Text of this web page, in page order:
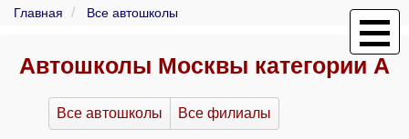
Главная Все автошколы
Автошколы Москвы категории A
Все автошколы Все филиалы